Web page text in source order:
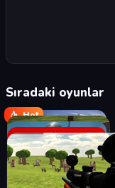
Sıradaki oyunlar
Hot
Oyunlar›3D Oyunlar